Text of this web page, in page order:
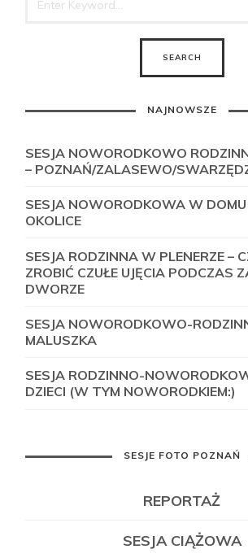
NAJNOWSZE
SESJA NOWORODKOWO
– POZNAŃ/ZALASEWO/
SESJA NOWORODKOWA W
OKOLICE
SESJA RODZINNA W PLENERZE –
ZROBIĆ CZUŁE UJĘCIA PODCZAS
DWORZE
SESJA NOWORODKOWO-
MALUSZKA
SESJA RODZINNO-
DZIECI (W TYM NOWORODKIEM:)
SESJE FOTO POZNAŃ
REPORTAŻ
SESJA CIĄŻOWA